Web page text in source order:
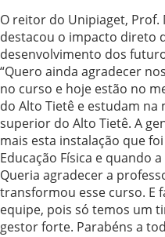
O reitor do Unipiaget,
destacou o impacto direto
desenvolvimento dos
“Quero ainda agradecer
no curso e hoje estão no
do Alto Tietê e estudam
superior do Alto Tietê. A
mais esta instalação que
Educação Física e quando
Queria agradecer a
transformou esse curso. E
equipe, pois só temos um
gestor forte. Parabéns a